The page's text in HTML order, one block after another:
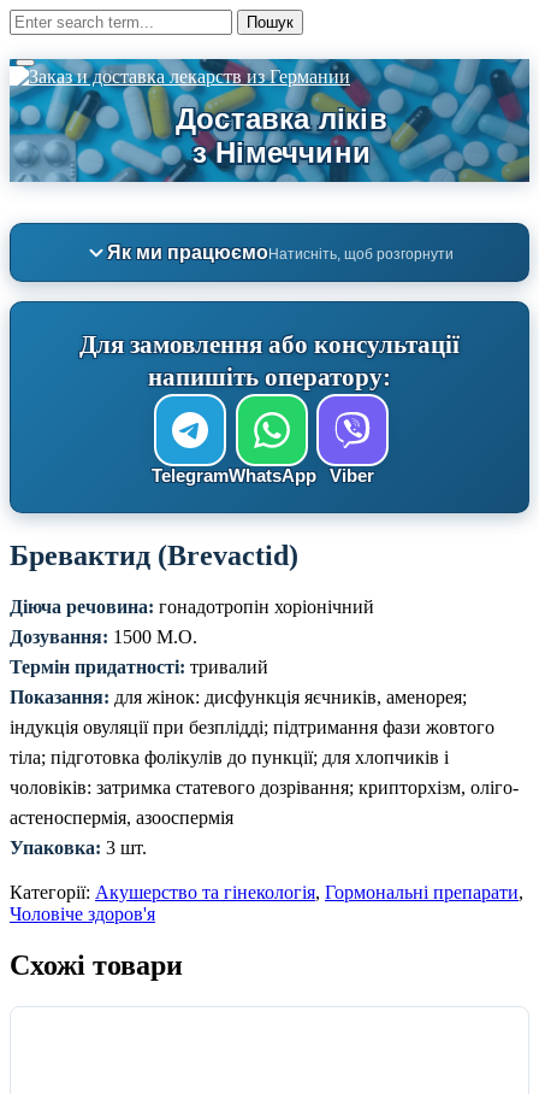
Як ми працюємоНатисніть, щоб розгорнути
Для замовлення або консультації
напишіть оператору:
TelegramWhatsApp Viber
Бревактид (Brevactid)
Діюча речовина: гонадотропін хоріонічний
Дозування: 1500 М.О.
Термін придатності: тривалий
Показання: для жінок: дисфункція яєчників, аменорея;
індукція овуляції при безплідді; підтримання фази жовтого
тіла; підготовка фолікулів до пункції; для хлопчиків і
чоловіків: затримка статевого дозрівання; крипторхізм, оліго-
астеноспермія, азооспермія
Упаковка: 3 шт.
Категорії: Акушерство та гінекологія, Гормональні препарати,
Чоловіче здоров'я
Схожі товари